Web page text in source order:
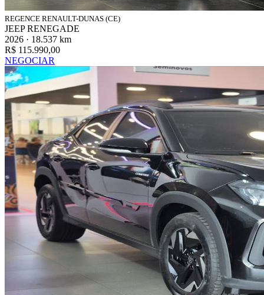
REGENCE RENAULT-DUNAS (CE)
JEEP RENEGADE
2026 · 18.537 km
R$ 115.990,00
NEGOCIAR